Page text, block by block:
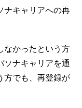
ナキャリアへの再
なかったという方
ソナキャリアを通
方でも、再登録が